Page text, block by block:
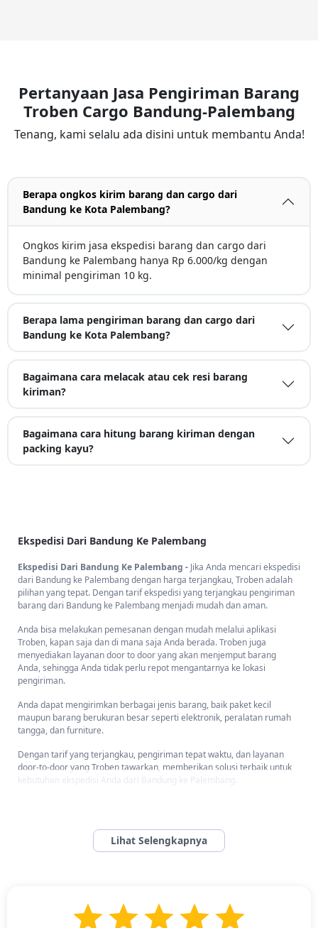
Pertanyaan Jasa Pengiriman Barang
Troben Cargo Bandung-Palembang
Tenang, kami selalu ada disini untuk membantu Anda!
Berapa ongkos kirim barang dan cargo dari
Bandung ke Kota Palembang?
Ongkos kirim jasa ekspedisi barang dan cargo dari
Bandung ke Palembang hanya Rp 6.000/kg dengan
minimal pengiriman 10 kg.
Berapa lama pengiriman barang dan cargo dari
Bandung ke Kota Palembang?
Bagaimana cara melacak atau cek resi barang
kiriman?
Bagaimana cara hitung barang kiriman dengan
packing kayu?
Ekspedisi Dari Bandung Ke Palembang
Ekspedisi Dari Bandung Ke Palembang - Jika Anda mencari ekspedisi
dari Bandung ke Palembang dengan harga terjangkau, Troben adalah
pilihan yang tepat. Dengan tarif ekspedisi yang terjangkau pengiriman
barang dari Bandung ke Palembang menjadi mudah dan aman.
Anda bisa melakukan pemesanan dengan mudah melalui aplikasi
Troben, kapan saja dan di mana saja Anda berada. Troben juga
menyediakan layanan door to door yang akan menjemput barang
Anda, sehingga Anda tidak perlu repot mengantarnya ke lokasi
pengiriman.
Anda dapat mengirimkan berbagai jenis barang, baik paket kecil
maupun barang berukuran besar seperti elektronik, peralatan rumah
tangga, dan furniture.
Dengan tarif yang terjangkau, pengiriman tepat waktu, dan layanan
door-to-door yang Troben tawarkan, memberikan solusi terbaik untuk
kebutuhan ekspedisi Anda dari Bandung ke Palembang.
Palembang Dan Kota/Kabupaten Di Sumatera Selatan?
siap menerima pengiriman barang Anda.